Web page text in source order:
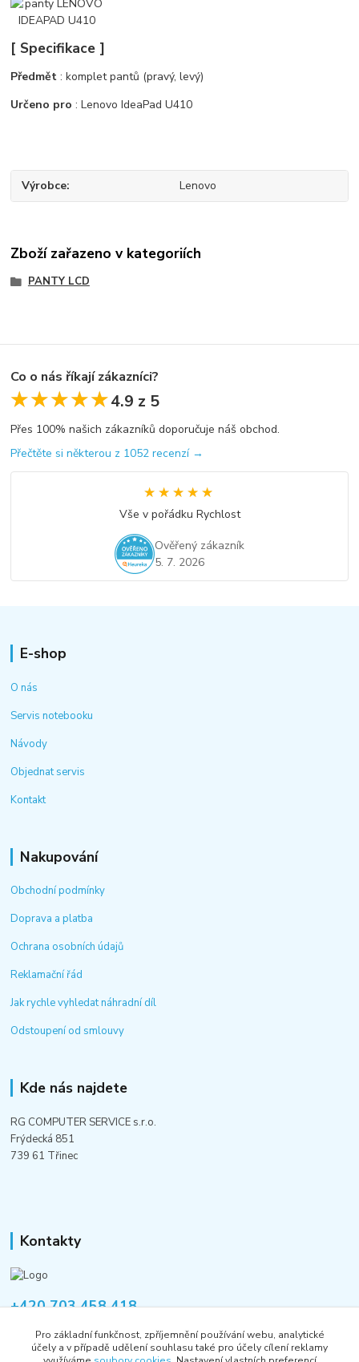
[ Specifikace ]
Předmět : komplet pantů (pravý, levý)
Určeno pro : Lenovo IdeaPad U410
Výrobce Lenovo
Zboží zařazeno v kategoriích
PANTY LCD
Co o nás říkají zákazníci?
★★★★★
★★★★★4.9 z 5
Přes 100% našich zákazníků doporučuje náš obchod.
Přečtěte si některou z 1052 recenzí →
★★★★★
★★★★★
Vše v pořádku Rychlost
Ověřený zákazník
5. 7. 2026
E-shop
O nás
Servis notebooku
Návody
Objednat servis
Kontakt
Nakupování
Obchodní podmínky
Doprava a platba
Ochrana osobních údajů
Reklamační řád
Jak rychle vyhledat náhradní díl
Odstoupení od smlouvy
Kde nás najdete
RG COMPUTER SERVICE s.r.o.
Frýdecká 851
739 61 Třinec
Kontakty
+420 703 458 418
informace@rgshop.cz
Pro základní funkčnost, zpříjemnění používání webu, analytické
účely a v případě udělení souhlasu také pro účely cílení reklamy